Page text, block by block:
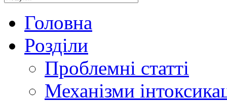
Головна
Розділи
Проблемні статті
Механізми